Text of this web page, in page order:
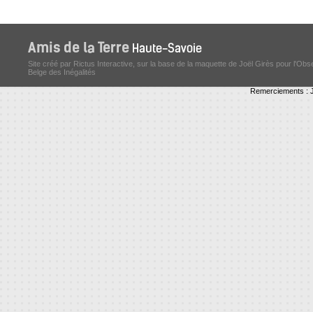
Site créé par Rictus Interactive, sur la base de la maquette de Joël Girès pour
Belge des Inégalités
Remerciements :